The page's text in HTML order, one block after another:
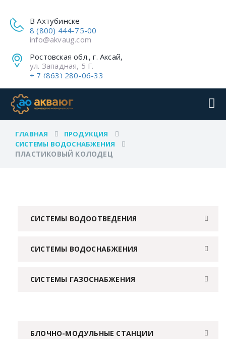
В Ахтубинске
8 (800) 444-75-00
info@akvaug.com
Ростовская обл., г. Аксай,
ул. Западная, 5 Г.
+ 7 (863) 280-06-33
ГЛАВНАЯ
ПРОДУКЦИЯ
СИСТЕМЫ ВОДОСНАБЖЕНИЯ
ПЛАСТИКОВЫЙ КОЛОДЕЦ
СИСТЕМЫ ВОДООТВЕДЕНИЯ
СИСТЕМЫ ВОДОСНАБЖЕНИЯ
СИСТЕМЫ ГАЗОСНАБЖЕНИЯ
БЛОЧНО-МОДУЛЬНЫЕ СТАНЦИИ